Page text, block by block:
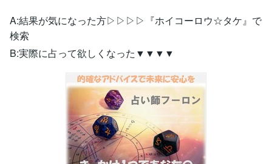
A:結果が気になった方▷▷▷▷『ホイコーロウ☆タケ』で
検索
B:実際に占って欲しくなった▼▼▼▼